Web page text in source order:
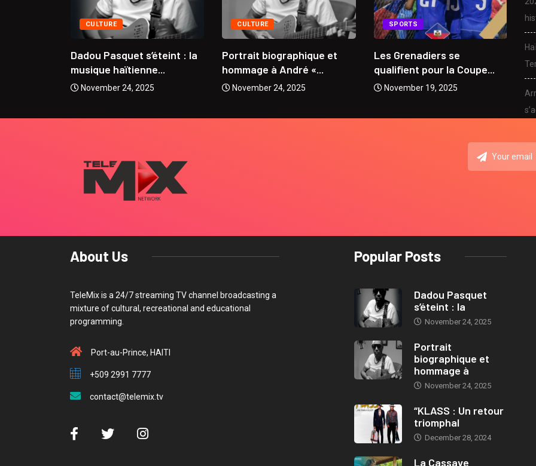
CULTURE
Dadou Pasquet s’éteint : la
musique haïtienne...
November 24, 2025
CULTURE
Portrait biographique et
hommage à André «...
November 24, 2025
SPORTS
Les Grenadiers se
qualifient pour la Coupe...
November 19, 2025
About Us
TeleMix is a 24/7 streaming TV channel broadcasting a
mixture of cultural, recreational and educational
programming.
Port-au-Prince, HAITI
+509 2991 7777
contact@telemix.tv
Popular Posts
Dadou Pasquet
s’éteint : la
November 24, 2025
Portrait
biographique et
hommage à
November 24, 2025
“KLASS : Un retour
triomphal
December 28, 2024
La Cassave